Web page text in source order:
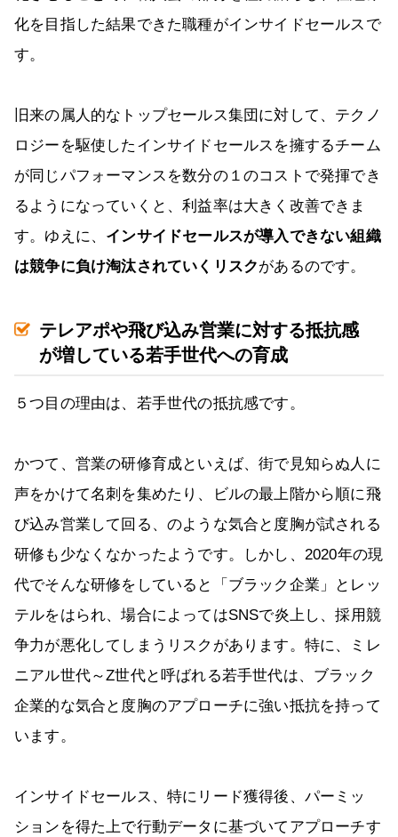
化を目指した結果できた職種がインサイドセールスで
す。
旧来の属人的なトップセールス集団に対して、テクノ
ロジーを駆使したインサイドセールスを擁するチーム
が同じパフォーマンスを数分の１のコストで発揮でき
るようになっていくと、利益率は大きく改善できま
す。ゆえに、 インサイドセールスが導入できない組織
は競争に負け淘汰されていくリスクがあるのです。
テレアポや飛び込み営業に対する抵抗感
が増している若手世代への育成
５つ目の理由は、若手世代の抵抗感です。
かつて、営業の研修育成といえば、街で見知らぬ人に
声をかけて名刺を集めたり、ビルの最上階から順に飛
び込み営業して回る、のような気合と度胸が試される
研修も少なくなかったようです。しかし、2020年の現
代でそんな研修をしていると「ブラック企業」とレッ
テルをはられ、場合によってはSNSで炎上し、採用競
争力が悪化してしまうリスクがあります。特に、ミレ
ニアル世代～Z世代と呼ばれる若手世代は、ブラック
企業的な気合と度胸のアプローチに強い抵抗を持って
います。
インサイドセールス、特にリード獲得後、パーミッ
ションを得た上で行動データに基づいてアプローチす